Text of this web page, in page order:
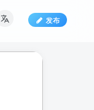
发布